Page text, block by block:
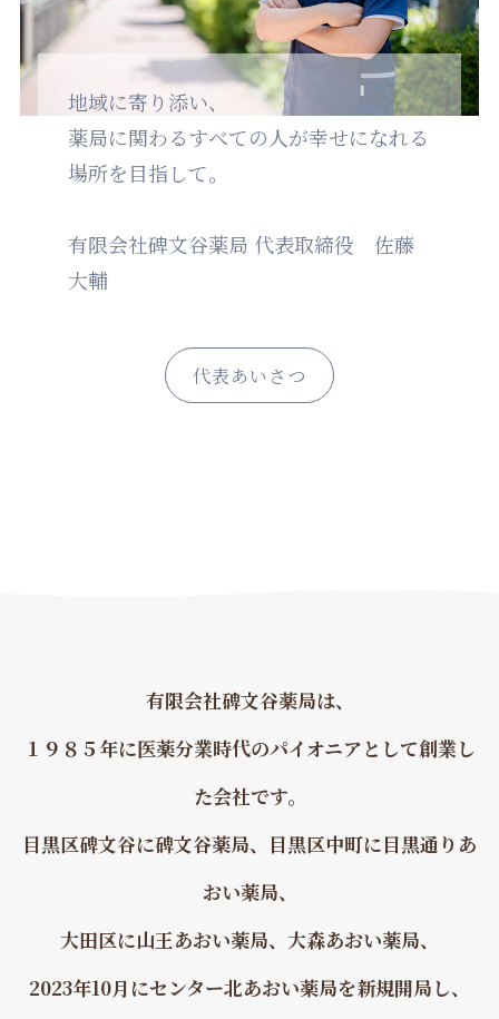
地域に寄り添い、
薬局に関わるすべての人が幸せになれる
場所を目指して。
有限会社碑文谷薬局 代表取締役 佐藤
大輔
代表あいさつ
有限会社碑文谷薬局は、
１９８５年に医薬分業時代のパイオニアとして創業し
た会社です。
目黒区碑文谷に碑文谷薬局、目黒区中町に目黒通りあ
おい薬局、
大田区に山王あおい薬局、大森あおい薬局、
2023年10月にセンター北あおい薬局を新規開局し、